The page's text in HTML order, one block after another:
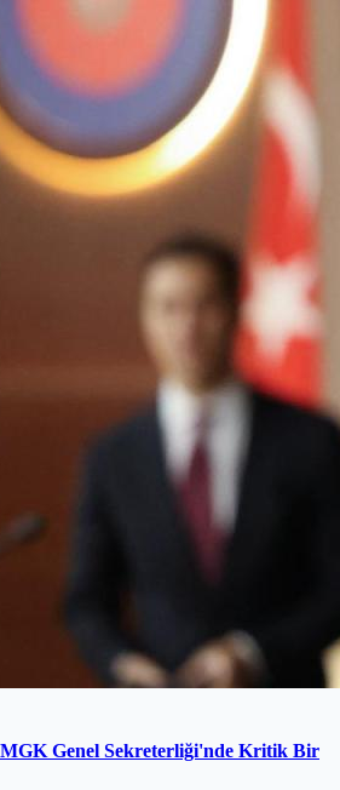
MGK Genel Sekreterliği'nde Kritik Bir